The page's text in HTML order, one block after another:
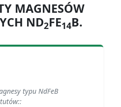
MAGNESÓW
ND2FE14B.
typu NdFeB